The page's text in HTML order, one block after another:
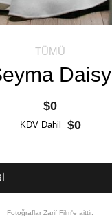
TÜMÜ
Daisy
$0
KDV Dahil $0
Fotoğraflar Zarif Film'e aittir.